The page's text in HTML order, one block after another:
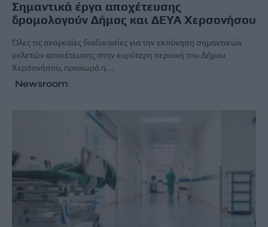
Σημαντικά έργα αποχέτευσης
δρομολογούν Δήμος και ΔΕΥΑ Χερσονήσου
Όλες τις αναγκαίες διαδικασίες για την εκπόνηση σημαντικών
μελετών αποχέτευσης στην ευρύτερη περιοχή του Δήμου
Χερσονήσου, προχωρά η…
Newsroom